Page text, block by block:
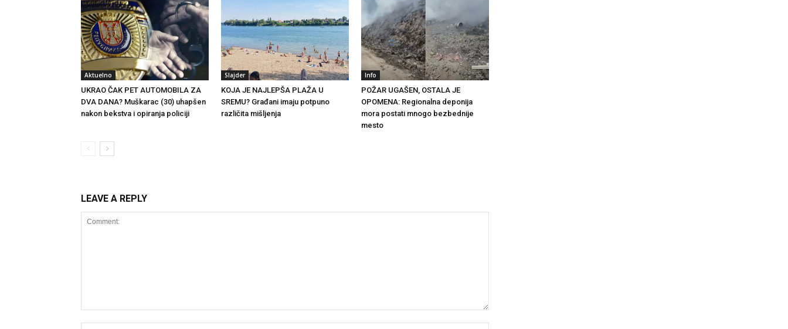
Aktuelno
UKRAO ČAK PET AUTOMOBILA ZA
DVA DANA? Muškarac (30) uhapšen
nakon bekstva i opiranja policiji
Slajder
KOJA JE NAJLEPŠA PLAŽA U
SREMU? Građani imaju potpuno
različita mišljenja
Info
POŽAR UGAŠEN, OSTALA JE
OPOMENA: Regionalna deponija
mora postati mnogo bezbednije
mesto
LEAVE A REPLY